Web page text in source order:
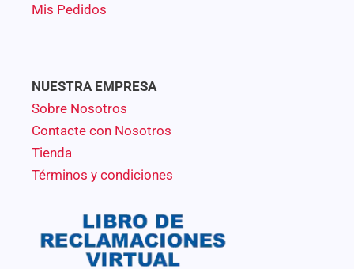
Mis Pedidos
NUESTRA EMPRESA
Sobre Nosotros
Contacte con Nosotros
Tienda
Términos y condiciones